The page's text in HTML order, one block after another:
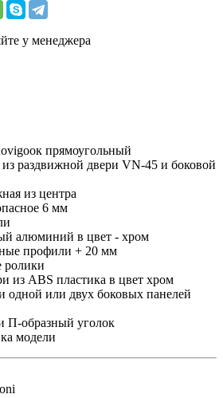
у менеджера
прямоугольный
из раздвижной двери VN-45 и боковой
из центра
6 мм
алюминий в цвет - хром
профили + 20 мм
ролики
из ABS пластика в цвет хром
одной или двух боковых панелей
П-образный уголок
модели